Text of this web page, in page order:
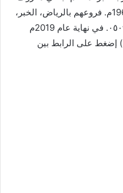
بالمملكة، تم تأسيس المطعم عام 1960م. فروعهم بالرياض، الخبر،
جدة، والقصيم. رقم الجوال ٠٥٠٩١٥٩٥٣٣. في نهاية عام 2019م
) إضغط على الرابط بين